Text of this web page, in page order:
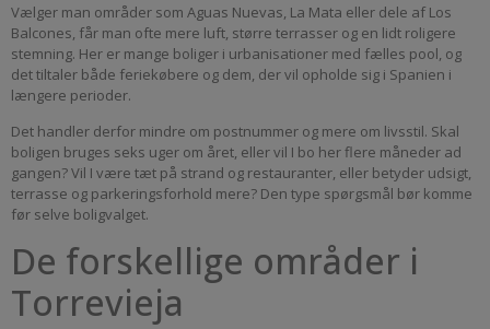
Vælger man områder som Aguas Nuevas, La Mata eller dele af Los
Balcones, får man ofte mere luft, større terrasser og en lidt roligere
stemning. Her er mange boliger i urbanisationer med fælles pool, og
det tiltaler både feriekøbere og dem, der vil opholde sig i Spanien i
længere perioder.
Det handler derfor mindre om postnummer og mere om livsstil. Skal
boligen bruges seks uger om året, eller vil I bo her flere måneder ad
gangen? Vil I være tæt på strand og restauranter, eller betyder udsigt,
terrasse og parkeringsforhold mere? Den type spørgsmål bør komme
før selve boligvalget.
De forskellige områder i
Torrevieja